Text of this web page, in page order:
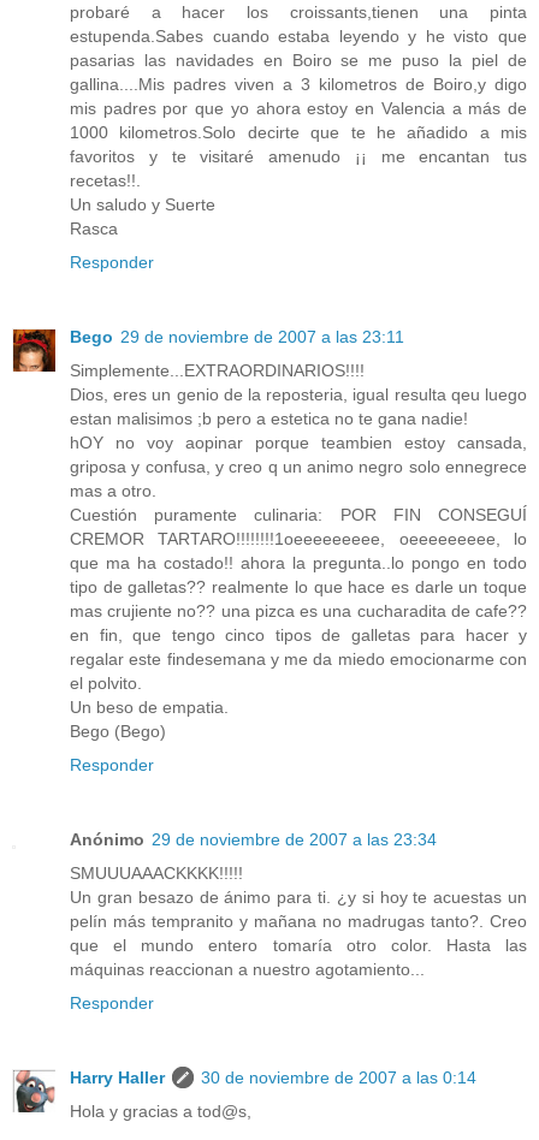
probaré a hacer los croissants,tienen una pinta
estupenda.Sabes cuando estaba leyendo y he visto que
pasarias las navidades en Boiro se me puso la piel de
gallina....Mis padres viven a 3 kilometros de Boiro,y digo
mis padres por que yo ahora estoy en Valencia a más de
1000 kilometros.Solo decirte que te he añadido a mis
favoritos y te visitaré amenudo ¡¡ me encantan tus
recetas!!.
Un saludo y Suerte
Rasca
Responder
Bego 29 de noviembre de 2007 a las 23:11
Simplemente...EXTRAORDINARIOS!!!!
Dios, eres un genio de la reposteria, igual resulta qeu luego
estan malisimos ;b pero a estetica no te gana nadie!
hOY no voy aopinar porque teambien estoy cansada,
griposa y confusa, y creo q un animo negro solo ennegrece
mas a otro.
Cuestión puramente culinaria: POR FIN CONSEGUÍ
CREMOR TARTARO!!!!!!!!1oeeeeeeeee, oeeeeeeeee, lo
que ma ha costado!! ahora la pregunta..lo pongo en todo
tipo de galletas?? realmente lo que hace es darle un toque
mas crujiente no?? una pizca es una cucharadita de cafe??
en fin, que tengo cinco tipos de galletas para hacer y
regalar este findesemana y me da miedo emocionarme con
el polvito.
Un beso de empatia.
Bego (Bego)
Responder
Anónimo 29 de noviembre de 2007 a las 23:34
SMUUUAAACKKKK!!!!!
Un gran besazo de ánimo para ti. ¿y si hoy te acuestas un
pelín más tempranito y mañana no madrugas tanto?. Creo
que el mundo entero tomaría otro color. Hasta las
máquinas reaccionan a nuestro agotamiento...
Responder
Harry Haller
30 de noviembre de 2007 a las 0:14
Hola y gracias a tod@s,